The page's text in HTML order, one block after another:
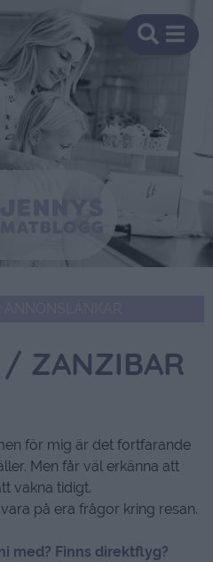
/ ZANZIBAR
för mig är det fortfarande
Men får väl erkänna att
vakna tidigt.
på era frågor kring resan.
med? Finns direktflyg?